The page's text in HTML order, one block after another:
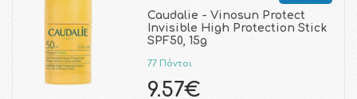
Caudalie - Vinosun Protect
Invisible High Protection Stick
SPF50, 15g
77 Πόντοι
9.57€